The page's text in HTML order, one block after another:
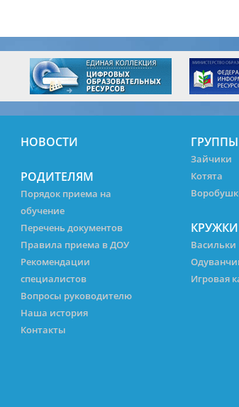
НОВОСТИ
РОДИТЕЛЯМ
Порядок приема на
обучение
Перечень документов
Правила приема в ДОУ
Рекомендации
специалистов
Вопросы руководителю
Наша история
Контакты
ГРУППЫ
Зайчики
Котята
КРУЖКИ
Васильки
Игровая